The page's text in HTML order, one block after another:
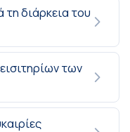
διάρκεια του
των